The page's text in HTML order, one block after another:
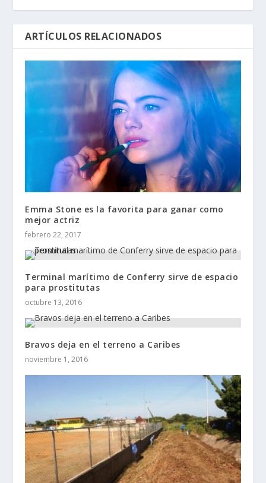
ARTÍCULOS RELACIONADOS
Emma Stone es la favorita para ganar como
mejor actriz
febrero 22, 2017
Terminal marítimo de Conferry sirve de espacio
para prostitutas
octubre 13, 2016
Bravos deja en el terreno a Caribes
noviembre 1, 2016